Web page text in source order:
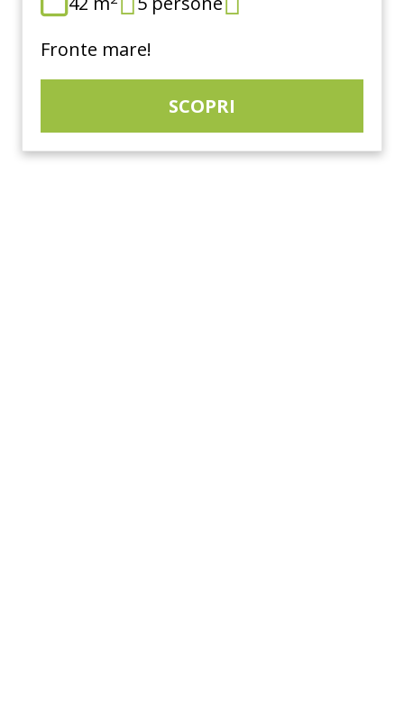
Fronte mare!
SCOPRI